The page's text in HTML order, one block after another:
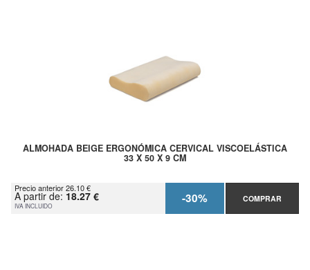
ALMOHADA BEIGE ERGONÓMICA CERVICAL VISCOELÁSTICA
33 X 50 X 9 CM
Precio anterior 26.10 €
A partir de: 18.27 €
IVA INCLUIDO -30% COMPRAR